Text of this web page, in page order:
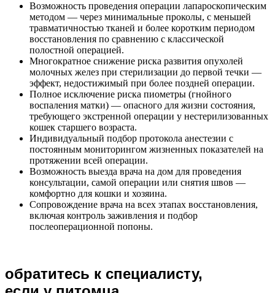
Возможность проведения операции лапароскопическим
методом — через минимальные проколы, с меньшей
травматичностью тканей и более коротким периодом
восстановления по сравнению с классической
полостной операцией.
Многократное снижение риска развития опухолей
молочных желез при стерилизации до первой течки —
эффект, недостижимый при более поздней операции.
Полное исключение риска пиометры (гнойного
воспаления матки) — опасного для жизни состояния,
требующего экстренной операции у нестерилизованных
кошек старшего возраста.
Индивидуальный подбор протокола анестезии с
постоянным мониторингом жизненных показателей на
протяжении всей операции.
Возможность выезда врача на дом для проведения
консультации, самой операции или снятия швов —
комфортно для кошки и хозяина.
Сопровождение врача на всех этапах восстановления,
включая контроль заживления и подбор
послеоперационной попоны.
обратитесь к специалисту,